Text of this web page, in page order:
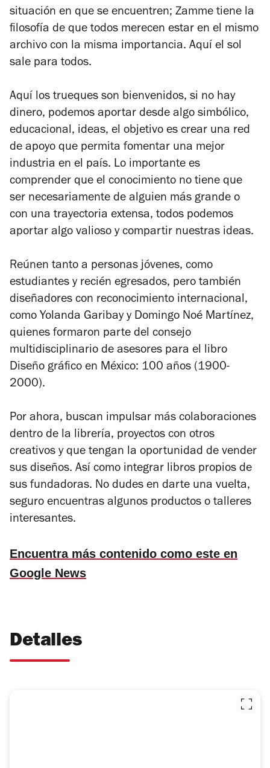
situación en que se encuentren; Zamme tiene la
filosofía de que todos merecen estar en el mismo
archivo con la misma importancia. Aquí el sol
sale para todos.
Aquí los trueques son bienvenidos, si no hay
dinero, podemos aportar desde algo simbólico,
educacional, ideas, el objetivo es crear una red
de apoyo que permita fomentar una mejor
industria en el país. Lo importante es
comprender que el conocimiento no tiene que
ser necesariamente de alguien más grande o
con una trayectoria extensa, todos podemos
aportar algo valioso y compartir nuestras ideas.
Reúnen tanto a personas jóvenes, como
estudiantes y recién egresados, pero también
diseñadores con reconocimiento internacional,
como Yolanda Garibay y Domingo Noé Martínez,
quienes formaron parte del consejo
multidisciplinario de asesores para el libro
Diseño gráfico en México: 100 años (1900-
2000).
Por ahora, buscan impulsar más colaboraciones
dentro de la librería, proyectos con otros
creativos y que tengan la oportunidad de vender
sus diseños. Así como integrar libros propios de
sus fundadoras. No dudes en darte una vuelta,
seguro encuentras algunos productos o talleres
interesantes.
Encuentra más contenido como este en
Google News
Detalles